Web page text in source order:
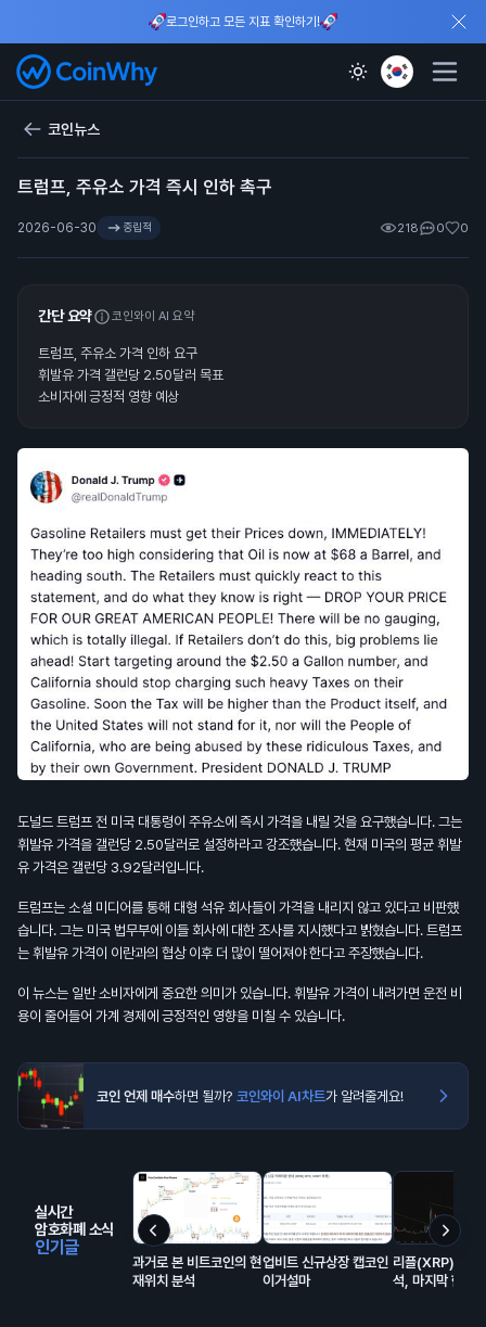
로그인하고 모든 지표 확인하기!
코인뉴스
트럼프, 주유소 가격 즉시 인하 촉구
2026-06-30 중립적 218 0 0
간단 요약 코인와이 AI 요약
트럼프, 주유소 가격 인하 요구
휘발유 가격 갤런당 2.50달러 목표
소비자에 긍정적 영향 예상
도널드 트럼프 전 미국 대통령이 주유소에 즉시 가격을 내릴 것을 요구했습니다. 그는
휘발유 가격을 갤런당 2.50달러로 설정하라고 강조했습니다. 현재 미국의 평균 휘발
유 가격은 갤런당 3.92달러입니다.
트럼프는 소셜 미디어를 통해 대형 석유 회사들이 가격을 내리지 않고 있다고 비판했
습니다. 그는 미국 법무부에 이들 회사에 대한 조사를 지시했다고 밝혔습니다. 트럼프
는 휘발유 가격이 이란과의 협상 이후 더 많이 떨어져야 한다고 주장했습니다.
이 뉴스는 일반 소비자에게 중요한 의미가 있습니다. 휘발유 가격이 내려가면 운전 비
용이 줄어들어 가계 경제에 긍정적인 영향을 미칠 수 있습니다.
코인 언제 매수하면 될까? 코인와이 AI차트가 알려줄게요!
실시간
암호화폐 소식
인기글
과거로 본 비트코인의 현
재위치 분석
업비트 신규상장 캡코인
이거설마
리플(XRP) 초특
석, 마지막 한번